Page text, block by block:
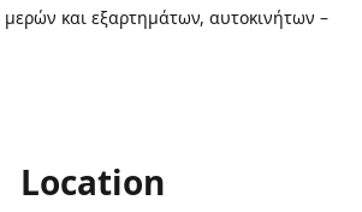
μερών και εξαρτημάτων, αυτοκινήτων –
Location